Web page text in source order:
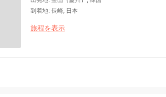
到着地: 長崎, 日本
旅程を表示